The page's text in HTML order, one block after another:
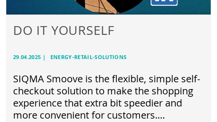
DO IT YOURSELF
29.04.2025 | ENERGY-RETAIL-SOLUTIONS
SIQMA Smoove is the flexible, simple self-
checkout solution to make the shopping
experience that extra bit speedier and
more convenient for customers.…